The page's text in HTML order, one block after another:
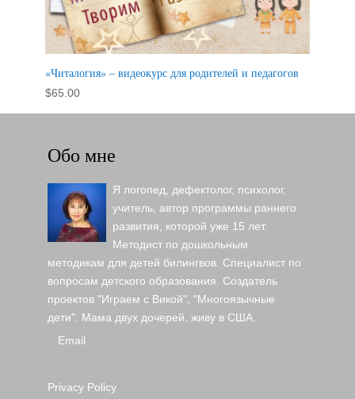
«Читалогия» – видеокурс для родителей и педагогов
$65.00
Обо мне
Я логопед, дефектолог, психолог,
учитель, автор программы раннего
развития, которой уже 15 лет.
Методист по дошкольным
методикам для детей билингвов. Специалист по
вопросам детского образования. Создатель
проектов "Играем с Викой", "Многоязычные
дети". Мама двух дочерей, живу в США.
Email
Privacy Policy